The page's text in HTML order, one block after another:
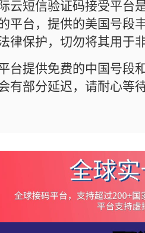
云短信验证码接受平台
平台，提供的美国号段
律保护，切勿将其用于
台提供免费的中国号段
有部分延迟，请耐心等